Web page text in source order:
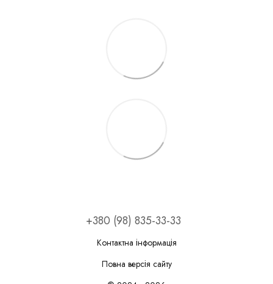
+380 (98) 835-33-33
Контактна інформація
Повна версія сайту